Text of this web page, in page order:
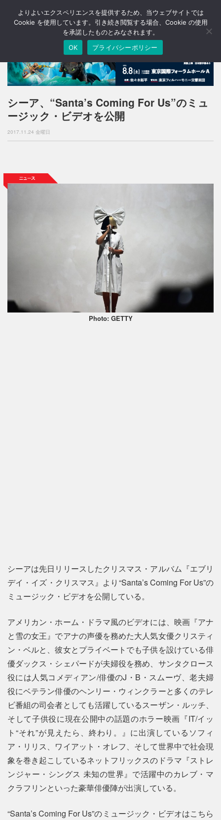
T
o
n
a
v
g
o
シーア、“Santa’s Coming For Us”のミュ
ージック・ビデオを公開
2017.11.24 金曜日
Photo: GETTY
シーアは先日リリースしたクリスマス・アルバム『エブリ
デイ・イズ・クリスマス』より“Santa’s Coming For Us”の
ミュージック・ビデオを公開している。
アメリカン・ホーム・ドラマ風のビデオには、映画『アナ
と雪の女王』でアナの声優を務めた大人気女優クリスティ
ン・ベルと、彼女とプライベートでも子供を設けている俳
優ダックス・シェパードが夫婦役を務め、サンタクロース
役には人気コメディアン/俳優のJ・B・スムーヴ、老夫婦
役にベテラン俳優のヘンリー・ウィンクラーと多くのテレ
ビ番組の司会者としても活躍しているスーザン・ルッチ、
そして子供役に現在公開中の話題のホラー映画『IT/イッ
ト“それ”が見えたら、終わり。』に出演しているソフィ
ア・リリス、ワイアット・オレフ、そして世界中で社会現
象を巻き起こしているネットフリックスのドラマ『ストレ
ンジャー・シングス 未知の世界』で活躍中のカレブ・マ
クラフリンといった豪華俳優陣が出演している。
“Santa’s Coming For Us”のミュージック・ビデオはこちら
よりよいエクスペリエンスを提供するため、当ウェブサイトでは
Cookie を使用しています。引き続き閲覧する場合、Cookie の使用
を承諾したものとみなされます。
OK
プライバシーポリシー